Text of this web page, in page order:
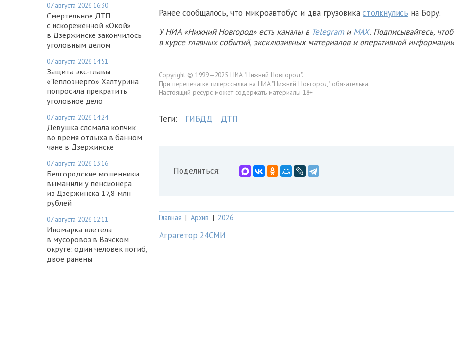
07 августа 2026 16:30
Смертельное ДТП
с искореженной «Окой»
в Дзержинске закончилось
уголовным делом
07 августа 2026 14:51
Защита экс-главы
«Теплоэнерго» Халтурина
попросила прекратить
уголовное дело
07 августа 2026 14:24
Девушка сломала копчик
во время отдыха в банном
чане в Дзержинске
07 августа 2026 13:16
Белгородские мошенники
выманили у пенсионера
из Дзержинска 17,8 млн
рублей
07 августа 2026 12:11
Иномарка влетела
в мусоровоз в Вачском
округе: один человек погиб,
двое ранены
Ранее сообщалось, что микроавтобус и два грузовика столкнулись на Бору.
У НИА «Нижний Новгород» есть каналы в Telegram и MAX. Подписывайтесь,
в курсе главных событий, эксклюзивных материалов и оперативной
Copyright © 1999—2025 НИА "Нижний Новгород".
При перепечатке гиперссылка на НИА "Нижний Новгород" обязательна.
Настоящий ресурс может содержать материалы 18+
Теги: ГИБДД ДТП
Поделиться:
Главная | Архив | 2026
Аграгетор 24СМИ